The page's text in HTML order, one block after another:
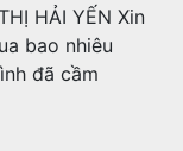
HẢI YẾN Xin
bao nhiêu
đã cầm